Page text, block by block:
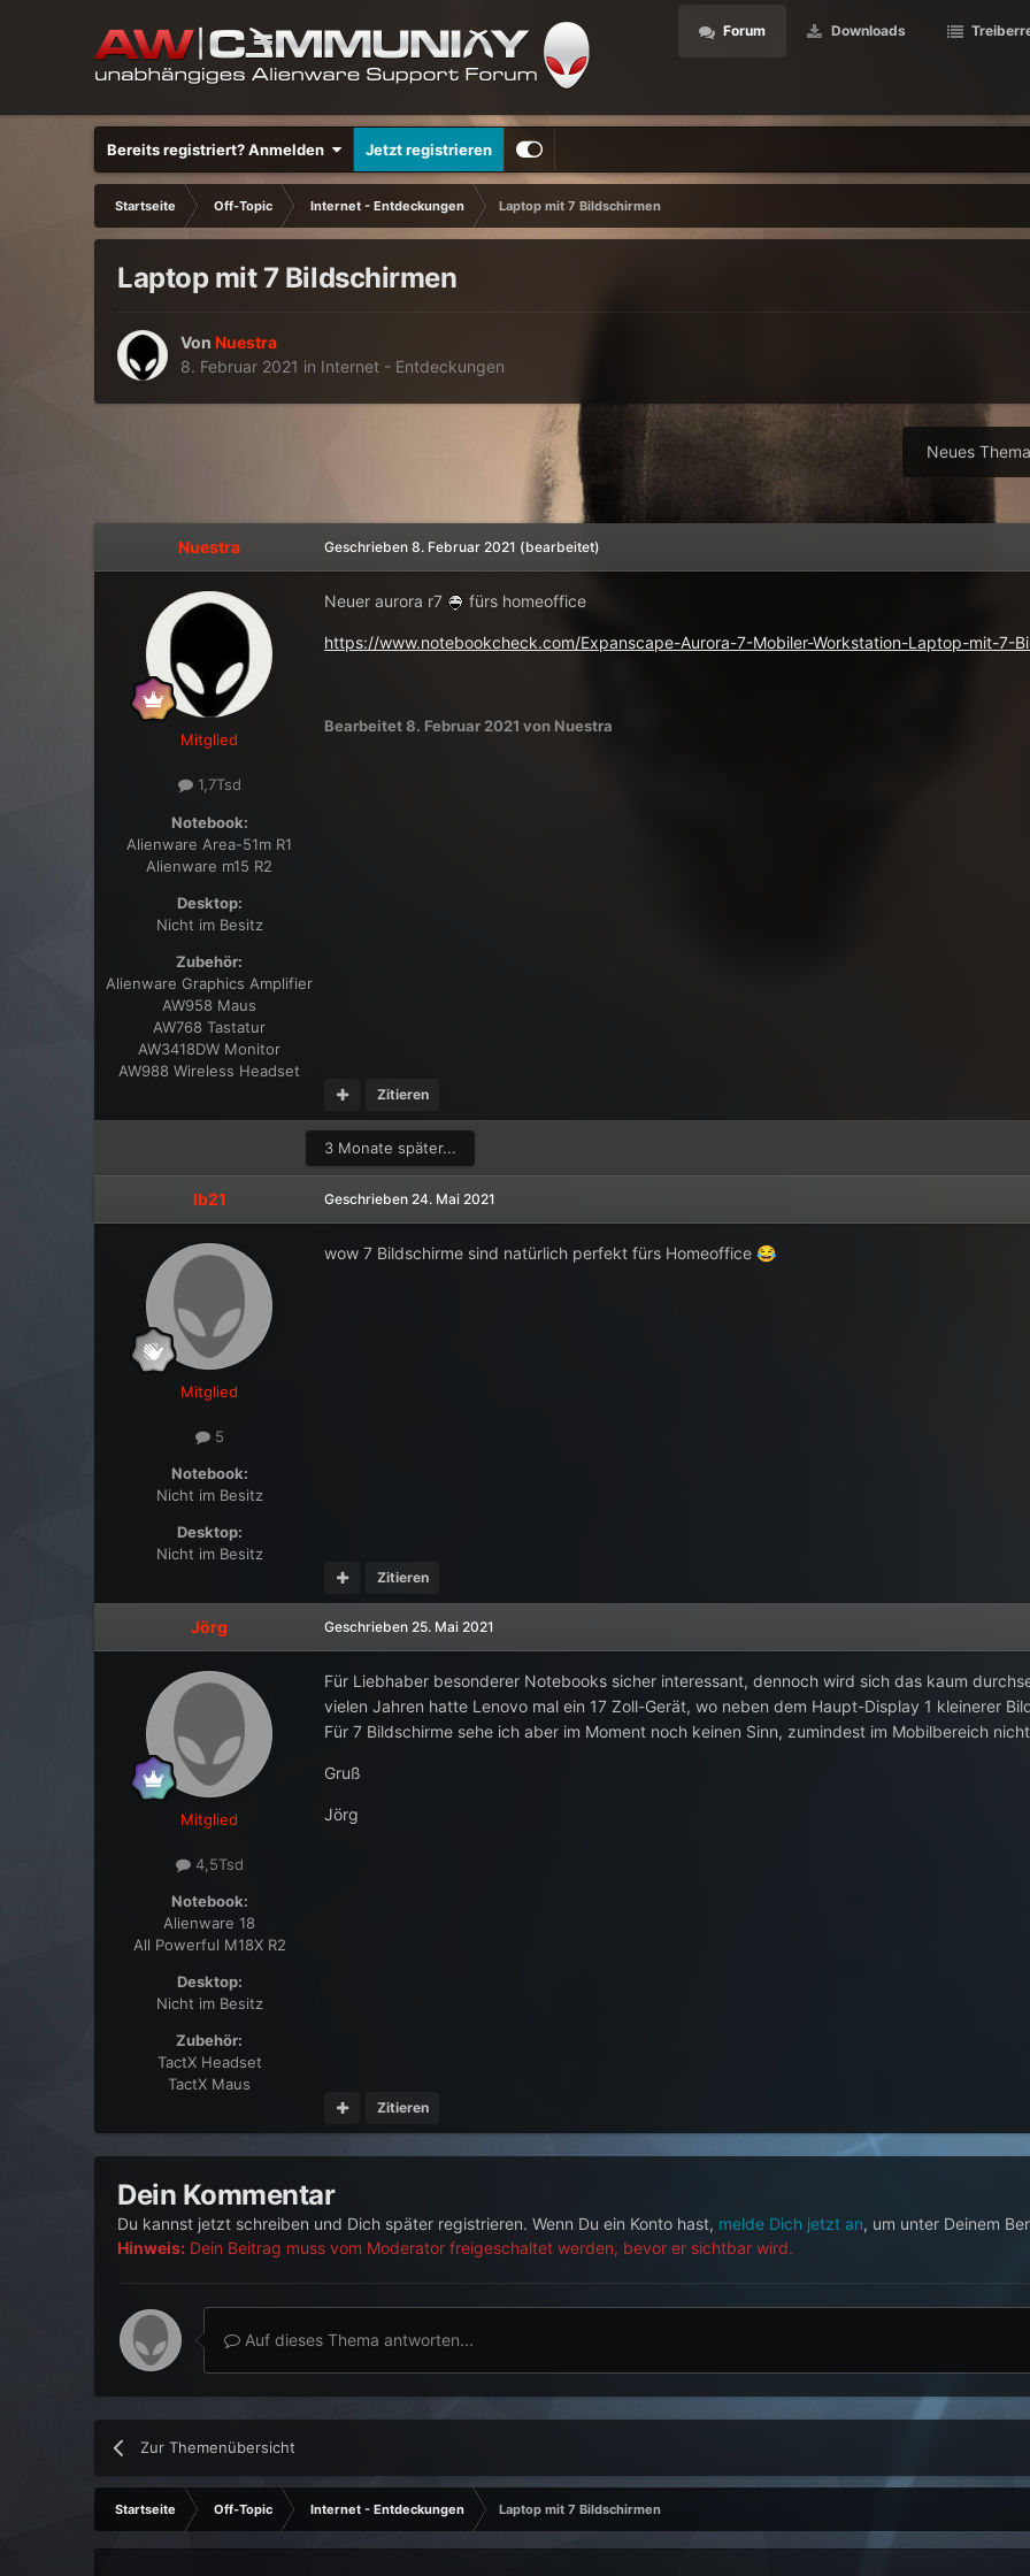
Forum Downloads
Bereits registriert? Anmelden Jetzt registrieren
Startseite Off-Topic Internet - Entdeckungen Laptop mit 7 Bildschirmen
Laptop mit 7 Bildschirmen
VonNuestra
8. Februar 2021 in Internet - Entdeckungen
Neues
Nuestra
Mitglied
1,7Tsd
Notebook:
Alienware Area-51m R1
Alienware m15 R2
Desktop:
Nicht im Besitz
Zubehör:
Alienware Graphics Amplifier
AW958 Maus
AW768 Tastatur
AW3418DW Monitor
AW988 Wireless Headset
Geschrieben8. Februar 2021 (bearbeitet)
Neuer aurora r7 fürs homeoffice
https://www.notebookcheck.com/Expanscape-Aurora-7-Mobiler-Workstation-Laptop-mit-7-
Bearbeitet8. Februar 2021 von Nuestra
Zitieren
3 Monate später...
lb21
Mitglied
5
Notebook:
Nicht im Besitz
Desktop:
Nicht im Besitz
Geschrieben 24. Mai 2021
wow 7 Bildschirme sind natürlich perfekt fürs Homeoffice😂
Zitieren
Jörg
Mitglied
4,5Tsd
Notebook:
Alienware 18
All Powerful M18X R2
Desktop:
Nicht im Besitz
Zubehör:
TactX Headset
TactX Maus
Geschrieben 25. Mai 2021
Für Liebhaber besonderer Notebooks sicher interessant, dennoch wird sich das kaum
vielen Jahren hatte Lenovo mal ein 17 Zoll-Gerät, wo neben dem Haupt-Display 1 kleinerer
Für 7 Bildschirme sehe ich aber im Moment noch keinen Sinn, zumindest im Mobilbereich
Gruß
Jörg
Zitieren
Dein Kommentar
Du kannst jetzt schreiben und Dich später registrieren. Wenn Du ein Konto hast, melde Dich jetzt an, um unter Deinem
Hinweis: Dein Beitrag muss vom Moderator freigeschaltet werden, bevor er sichtbar wird.
Auf dieses Thema antworten...
Zur Themenübersicht
Startseite Off-Topic Internet - Entdeckungen Laptop mit 7 Bildschirmen